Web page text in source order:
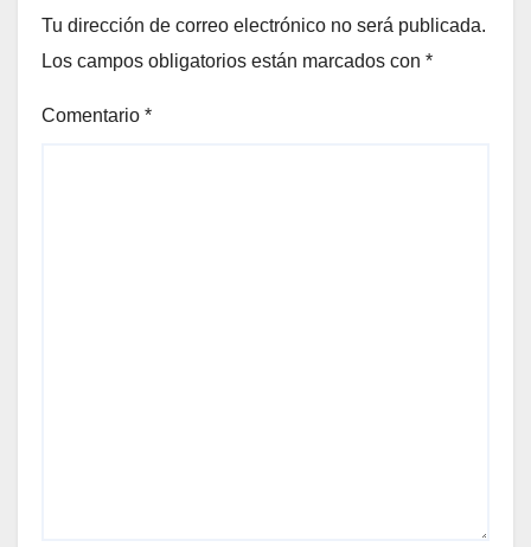
Tu dirección de correo electrónico no será publicada.
Los campos obligatorios están marcados con *
Comentario *